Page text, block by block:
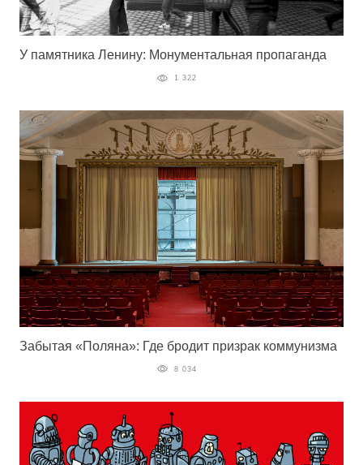
У памятника Ленину: Монументальная пропаганда
1 322
Забытая «‎Поляна»‎: Где бродит призрак коммунизма
8 034